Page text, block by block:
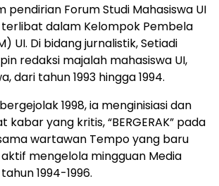
pendirian Forum Studi Mahasiswa UI
dalam Kelompok Pembela
UI. Di bidang jurnalistik, Setiadi
redaksi majalah mahasiswa UI,
dari tahun 1993 hingga 1994.
1998, ia menginisiasi dan
kabar yang kritis, “BERGERAK” pada
wartawan Tempo yang baru
mengelola mingguan Media
1994-1996.